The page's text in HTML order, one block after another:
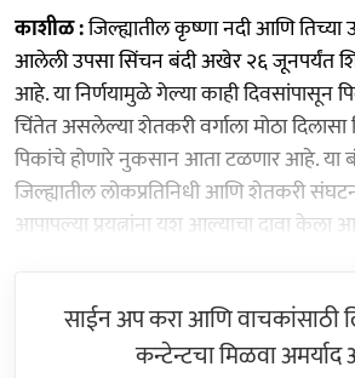
काशीळ :जिल्ह्यातील कृष्णा नदी आणि तिच्या
आलेली उपसा सिंचन बंदी अखेर २६ जूनपर्यंत
आहे. या निर्णयामुळे गेल्या काही दिवसांपासून
चिंतेत असलेल्या शेतकरी वर्गाला मोठा
पिकांचे होणारे नुकसान आता टळणार आहे. या
जिल्ह्यातील लोकप्रतिनिधी आणि शेतकरी
आपापल्या प्रयत्नांना यश आल्याचा दावा केला
साईन अप करा आणि वाचकांसाठी
कन्टेन्टचा मिळवा